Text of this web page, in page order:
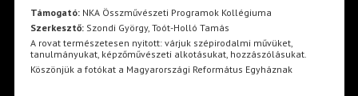
Támogató:NKA Összművészeti Programok Kollégiuma
Szerkesztő:Szondi György, Toót-Holló Tamás
A rovat természetesen nyitott: várjuk szépirodalmi művüket,
tanulmányukat, képzőművészeti alkotásukat, hozzászólásukat.
Köszönjük a fotókat a Magyarországi Református Egyháznak